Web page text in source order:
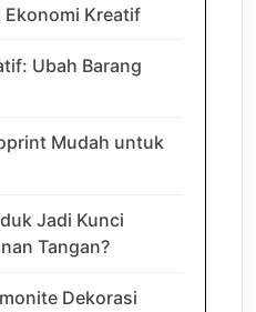
Ekonomi Kreatif
Ubah Barang
Mudah untuk
Jadi Kunci
Tangan?
Dekorasi